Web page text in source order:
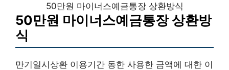
50만원 마이너스예금통장 상환방식
50만원 마이너스예금통장 상환방
식
만기일시상환 이용기간 동한 사용한 금액에 대한 이